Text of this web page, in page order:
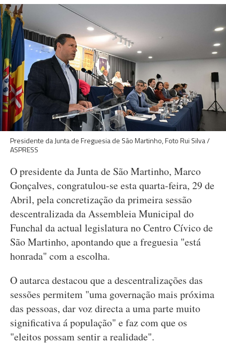
Presidente da Junta de Freguesia de São Martinho, Foto Rui Silva /
ASPRESS
O presidente da Junta de São Martinho, Marco
Gonçalves, congratulou-se esta quarta-feira, 29 de
Abril, pela concretização da primeira sessão
descentralizada da Assembleia Municipal do
Funchal da actual legislatura no Centro Cívico de
São Martinho, apontando que a freguesia "está
honrada" com a escolha.
O autarca destacou que a descentralizações das
sessões permitem "uma governação mais próxima
das pessoas, dar voz directa a uma parte muito
significativa á população" e faz com que os
"eleitos possam sentir a realidade".